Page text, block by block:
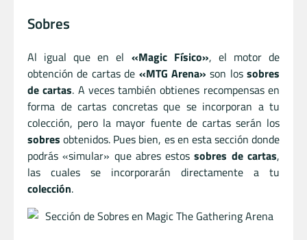
Sobres
Al igual que en el «Magic Físico», el motor de
obtención de cartas de «MTG Arena» son los sobres
de cartas. A veces también obtienes recompensas en
forma de cartas concretas que se incorporan a tu
colección, pero la mayor fuente de cartas serán los
sobres obtenidos. Pues bien, es en esta sección donde
podrás «simular» que abres estossobres de cartas,
las cuales se incorporarán directamente a tu
colección.